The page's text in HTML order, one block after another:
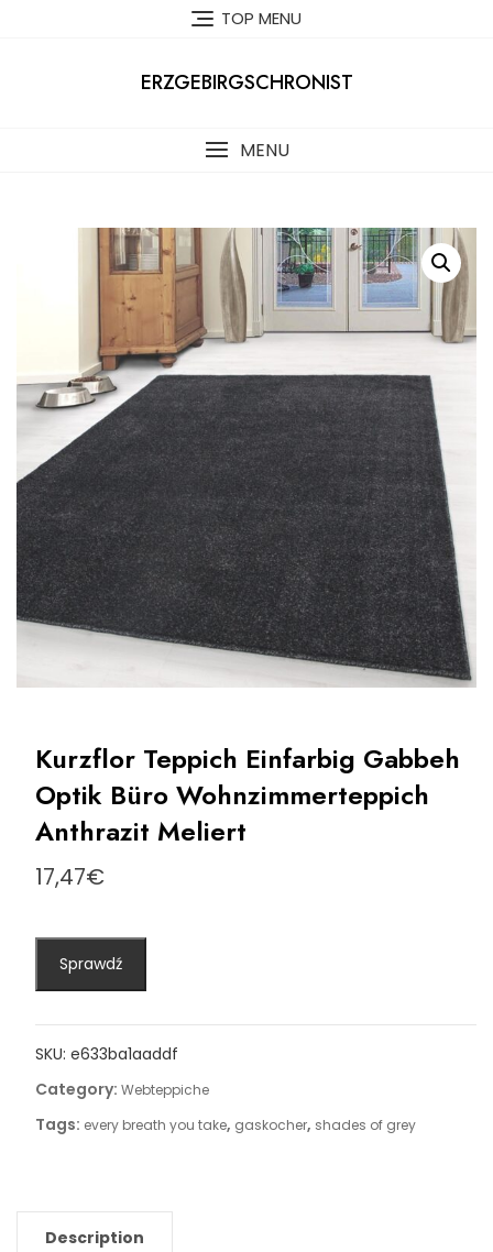
TOP MENU
ERZGEBIRGSCHRONIST
MENU
Kurzflor Teppich Einfarbig Gabbeh
Optik Büro Wohnzimmerteppich
Anthrazit Meliert
17,47€
Sprawdź
SKU: e633ba1aaddf
Category: Webteppiche
Tags: every breath you take, gaskocher, shades of grey
Description